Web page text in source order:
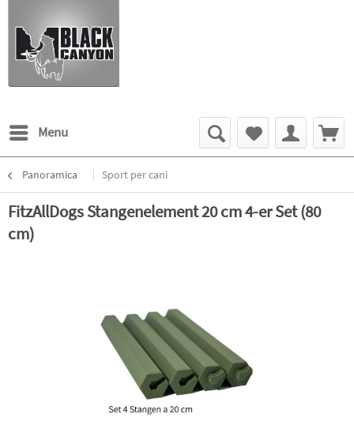
Menu
Panoramica Sport per cani
FitzAllDogs Stangenelement 20 cm 4-er Set (80
cm)